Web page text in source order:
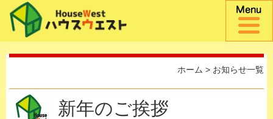
ホーム > お知らせ一覧
新年のご挨拶